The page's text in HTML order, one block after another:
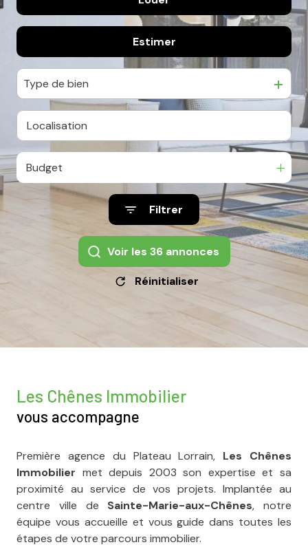
ContactDe l'immo pro
Estimer
Type de bien
Budget
Filtrer
Voir les 36annonces
Réinitialiser
Les Chênes Immobilier
vous accompagne
Première agence du Plateau Lorrain, Les Chênes
Immobilier met depuis 2003 son expertise et sa
proximité au service de vos projets. Implantée au
centre ville de Sainte-Marie-aux-Chênes, notre
équipe vous accueille et vous guide dans toutes les
étapes de votre parcours immobilier.